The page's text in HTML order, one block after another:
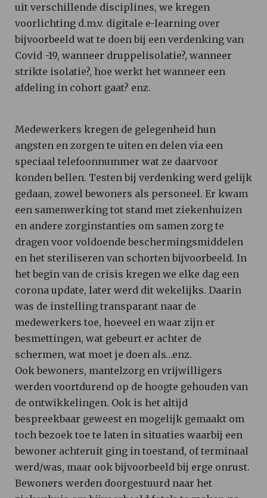
uit verschillende disciplines, we kregen
voorlichting d.m.v. digitale e-learning over
bijvoorbeeld wat te doen bij een verdenking van
Covid -19, wanneer druppelisolatie?, wanneer
strikte isolatie?, hoe werkt het wanneer een
afdeling in cohort gaat? enz.
Medewerkers kregen de gelegenheid hun
angsten en zorgen te uiten en delen via een
speciaal telefoonnummer wat ze daarvoor
konden bellen. Testen bij verdenking werd gelijk
gedaan, zowel bewoners als personeel. Er kwam
een samenwerking tot stand met ziekenhuizen
en andere zorginstanties om samen zorg te
dragen voor voldoende beschermingsmiddelen
en het steriliseren van schorten bijvoorbeeld. In
het begin van de crisis kregen we elke dag een
corona update, later werd dit wekelijks. Daarin
was de instelling transparant naar de
medewerkers toe, hoeveel en waar zijn er
besmettingen, wat gebeurt er achter de
schermen, wat moet je doen als…enz.
Ook bewoners, mantelzorg en vrijwilligers
werden voortdurend op de hoogte gehouden van
de ontwikkelingen. Ook is het altijd
bespreekbaar geweest en mogelijk gemaakt om
toch bezoek toe te laten in situaties waarbij een
bewoner achteruit ging in toestand, of terminaal
werd/was, maar ook bijvoorbeeld bij erge onrust.
Bewoners werden doorgestuurd naar het